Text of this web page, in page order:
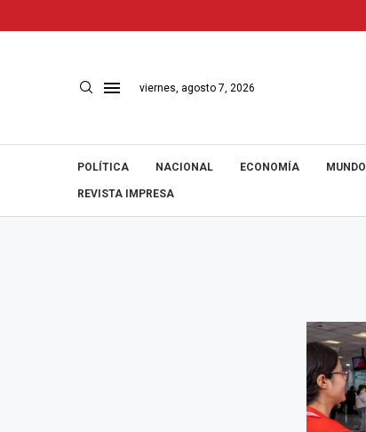
viernes, agosto 7, 2026
POLÍTICA NACIONAL ECONOMÍA MUNDO
REVISTA IMPRESA